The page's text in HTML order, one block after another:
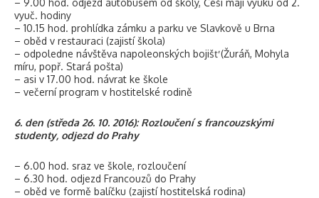
– 9.00 hod. odjezd autobusem od školy, Češi mají výuku od 2.
vyuč. hodiny
– 10.15 hod. prohlídka zámku a parku ve Slavkově u Brna
– oběd v restauraci (zajistí škola)
– odpoledne návštěva napoleonských bojišť (Žuráň, Mohyla
míru, popř. Stará pošta)
– asi v 17.00 hod. návrat ke škole
– večerní program v hostitelské rodině
6. den (středa 26. 10. 2016): Rozloučení s francouzskými
studenty, odjezd do Prahy
– 6.00 hod. sraz ve škole, rozloučení
– 6.30 hod. odjezd Francouzů do Prahy
– oběd ve formě balíčku (zajistí hostitelská rodina)